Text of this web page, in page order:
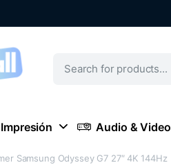
Impresión Audio & Video
Samsung Odyssey G7 27″ 4K 144Hz